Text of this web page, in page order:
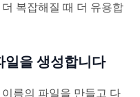
복잡해질 때 더 유용합
일을 생성합니다
름의 파일을 만들고 다